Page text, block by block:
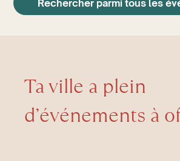
Rechercher parmi tous les
Ta ville a plein
d’événements à